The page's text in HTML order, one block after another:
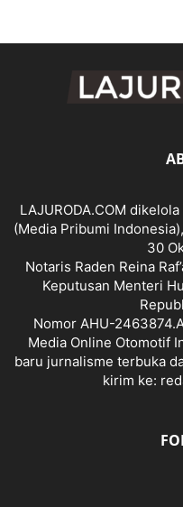
LAJURODA.COM
(Media Pribumi
30
Notaris Raden Reina
Keputusan Menteri
Nomor AHU-
Media Online Otomotif
baru jurnalisme terbuka
kirim ke: